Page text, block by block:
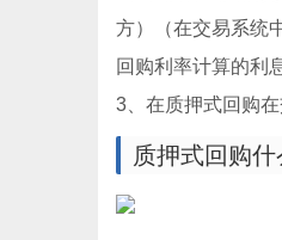
方）（在交易系统
回购利率计算的利
3、在质押式回购
质押式回购什